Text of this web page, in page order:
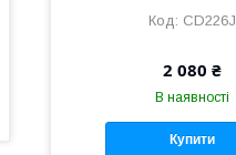
CD226J
2 080 ₴
В наявності
Купити